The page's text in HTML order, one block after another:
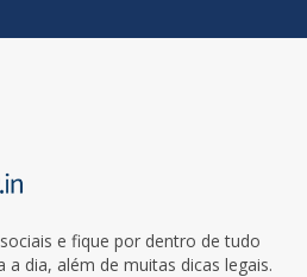
e fique por dentro de tudo
dia, além de muitas dicas legais.